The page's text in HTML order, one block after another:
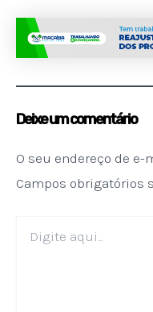
Deixe um comentário
O seu endereço de e-
Campos obrigatórios
aqui...